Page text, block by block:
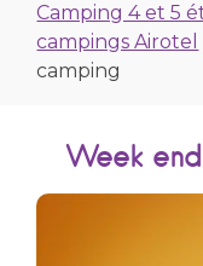
Camping 4 et 5
campings Airotel
camping
Week